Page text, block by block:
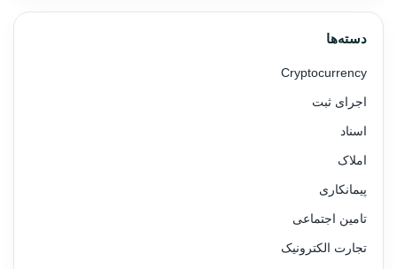
دسته‌ها
Cryptocurrency
اجرای ثبت
اسناد
املاک
پیمانکاری
تامین اجتماعی
تجارت الکترونیک